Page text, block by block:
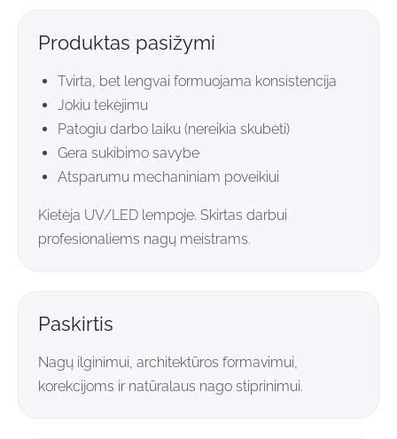
Produktas pasižymi
Tvirta, bet lengvai formuojama konsistencija
Jokiu tekėjimu
Patogiu darbo laiku (nereikia skubėti)
Gera sukibimo savybe
Atsparumu mechaniniam poveikiui
Kietėja UV/LED lempoje. Skirtas darbui
profesionaliems nagų meistrams.
Paskirtis
Nagų ilginimui, architektūros formavimui,
korekcijoms ir natūralaus nago stiprinimui.